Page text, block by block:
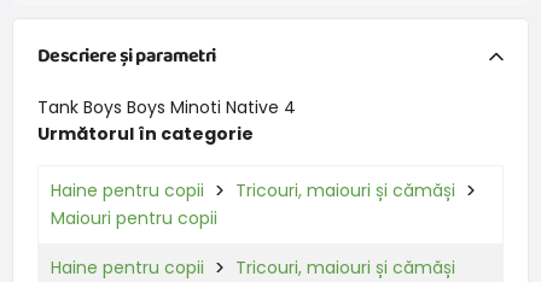
Descriere și parametri
Tank Boys Boys Minoti Native 4
Următorul în categorie
Haine pentru copii
Tricouri, maiouri și cămăși
Maiouri pentru copii
Haine pentru copii Tricouri, maiouri și cămăși